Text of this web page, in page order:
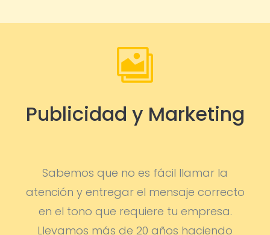

Publicidad y Marketing
Sabemos que no es fácil llamar la
atención y entregar el mensaje correcto
en el tono que requiere tu empresa.
Llevamos más de 20 años haciendo